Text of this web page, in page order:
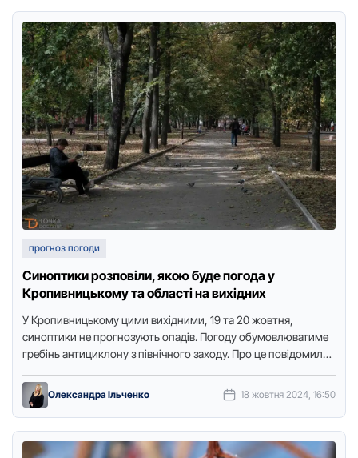
прогноз погоди
Синоптики розповіли, якою буде погода у
Кропивницькому та області на вихідних
У Кропивницькому цими вихідними, 19 та 20 жовтня,
синоптики не прогнозують опадів. Погоду обумовлюватиме
гребінь антициклону з північного заходу. Про це повідомили
Олександра Ільченко 18 жовтня 2024, 16:50